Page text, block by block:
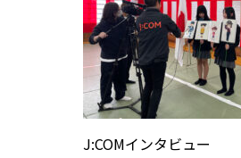
J:COMインタビュー